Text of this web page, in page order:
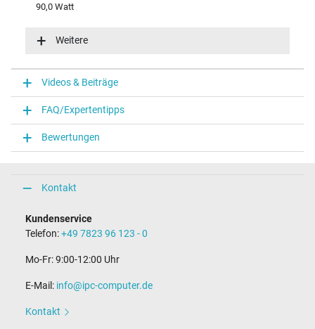
90,0 Watt
15V / 3A / 45,0W
5V / 3A / 15,0W
100-240V / 50-60Hz
VI
Notebook Stecker
Maße
Länge / Breite / Höhe
Weitere
Videos & Beiträge
FAQ/Expertentipps
Bewertungen
Kontakt
Kundenservice
Telefon:+49 7823 96 123 - 0
Mo-Fr: 9:00-12:00 Uhr
E-Mail: info@ipc-computer.de
Kontakt